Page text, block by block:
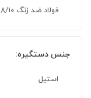
فولاد ضد زنگ 18/10 CrNi
جنس دستگیره:
استیل